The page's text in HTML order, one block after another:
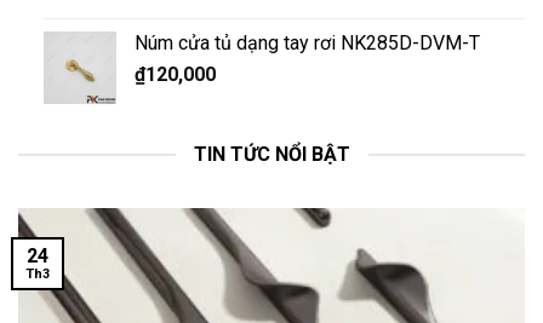
Núm cửa tủ dạng tay rơi NK285D-DVM-T
₫120,000
TIN TỨC NỔI BẬT
24
Th3